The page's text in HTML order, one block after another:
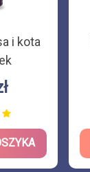
i kota